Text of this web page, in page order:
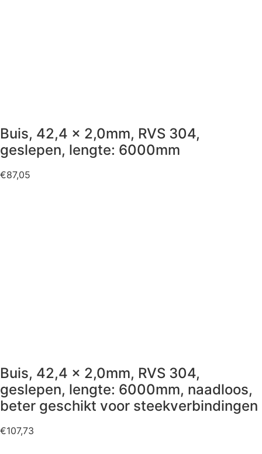
Buis, 42,4 x 2,0mm, RVS 304,
geslepen, lengte: 6000mm
€87,05
Buis, 42,4 x 2,0mm, RVS 304,
geslepen, lengte: 6000mm, naadloos,
beter geschikt voor steekverbindingen
€107,73